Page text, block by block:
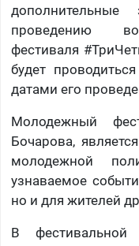
проведению
фестиваля
будет
датами его
Молодежный
Бочарова,
молодежной
узнаваемое
но и для жителей
В